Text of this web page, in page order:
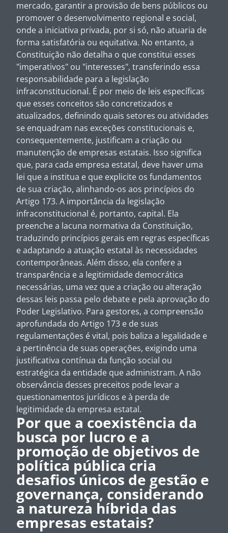
mercado, garantir a provisão de bens públicos ou
promover o desenvolvimento regional e social,
onde a iniciativa privada, por si só, não atuaria de
forma satisfatória ou equitativa. No entanto, a
Constituição não detalha o que constitui esses
"imperativos" ou "interesses", transferindo essa
responsabilidade para a legislação
infraconstitucional. É por meio de leis específicas
que esses conceitos são concretizados e
atualizados, definindo quais setores ou atividades
se enquadram nas exceções constitucionais e,
consequentemente, justificam a criação ou
manutenção de empresas estatais. Isso significa
que, para cada empresa estatal, deve haver uma
lei que a institua e que explicite os fundamentos
de sua criação, alinhando-os aos princípios do
Artigo 173. A importância da legislação
infraconstitucional é, portanto, capital. Ela
preenche a lacuna normativa da Constituição,
traduzindo princípios gerais em regras específicas
e adaptando a atuação estatal às necessidades
contemporâneas. Além disso, ela confere a
transparência e a legitimidade democrática
necessárias, uma vez que a criação ou alteração
dessas leis passa pelo debate e pela aprovação do
Poder Legislativo. Para gestores, a compreensão
aprofundada do Artigo 173 e de suas
regulamentações é vital, pois baliza a legalidade e
a pertinência de suas operações, exigindo uma
justificativa contínua da função social ou
estratégica da entidade que administram. A não
observância desses preceitos pode levar a
questionamentos jurídicos e à perda de
legitimidade da empresa estatal.
Por que a coexistência da
busca por lucro e a
promoção de objetivos de
política pública cria
desafios únicos de gestão e
governança, considerando
a natureza híbrida das
empresas estatais?